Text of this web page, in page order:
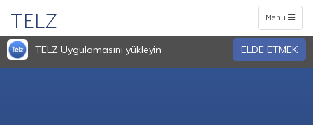
Toggle
navigation
Menu
TELZ
TELZ Uygulamasını yükleyin ELDE ETMEK